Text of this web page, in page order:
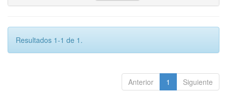
Resultados 1-1 de 1.
Anterior 1 Siguiente